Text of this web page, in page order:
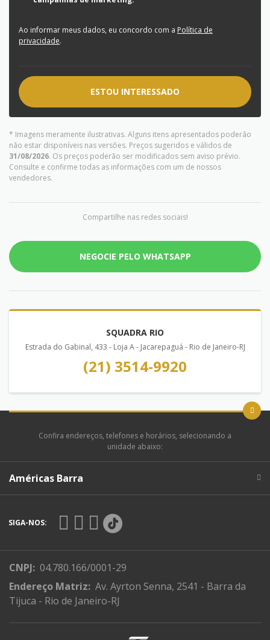
Ao informar meus dados, eu concordo com a Política de
privacidade.
ESTOU INTERESSADO
* Imagens meramente ilustrativas. Alguns itens apresentados poderão
não estar disponíveis nas versões. Preços sugeridos e válidos de
31/08/2026. Os preços poderão ser modificados sem aviso prévio.
Consulte e confirme todas as informações com um de nossos
vendedores.
Compartilhe nas redes sociais!
NEGOCIE PELO WHATSAPP
SQUADRA RIO
Estrada do Gabinal, 433 - Loja A - Jacarepaguá - Rio de Janeiro-RJ
(21) 3514-9920
Confira endereços, telefones e horários, selecionando a
unidade abaixo:
Américas Barra
SIGA-NOS:
CNPJ: 04.780.166/0001-29
Endereço Matriz: Av. Ayrton Senna, 2541 - Barra da
Tijuca - Rio de Janeiro-RJ